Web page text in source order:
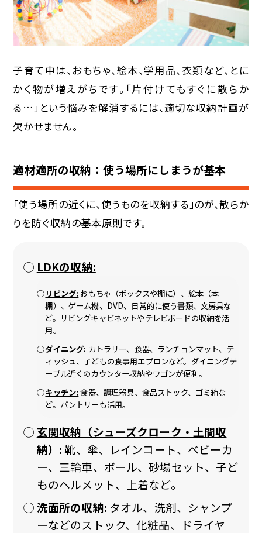
子育て中は、おもちゃ、絵本、学用品、衣類など、とに
かく物が増えがちです。「片付けてもすぐに散らか
る…」という悩みを解消するには、適切な収納計画が
欠かせません。
適材適所の収納：使う場所にしまうが基本
「使う場所の近くに、使うものを収納する」のが、散らか
りを防ぐ収納の基本原則です。
LDKの収納:
リビング: おもちゃ（ボックスや棚に）、絵本（本
棚）、ゲーム機、DVD、日常的に使う書類、文房具な
ど。リビングキャビネットやテレビボードの収納を活
用。
ダイニング: カトラリー、食器、ランチョンマット、テ
ィッシュ、子どもの食事用エプロンなど。ダイニングテ
ーブル近くのカウンター収納やワゴンが便利。
キッチン: 食器、調理器具、食品ストック、ゴミ箱な
ど。パントリーも活用。
玄関収納（シューズクローク・土間収
納）:靴、傘、レインコート、ベビーカ
ー、三輪車、ボール、砂場セット、子ど
ものヘルメット、上着など。
洗面所の収納: タオル、洗剤、シャンプ
ーなどのストック、化粧品、ドライヤ